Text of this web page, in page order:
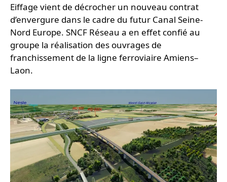
Eiffage vient de décrocher un nouveau contrat
d’envergure dans le cadre du futur Canal Seine-
Nord Europe. SNCF Réseau a en effet confié au
groupe la réalisation des ouvrages de
franchissement de la ligne ferroviaire Amiens–
Laon.